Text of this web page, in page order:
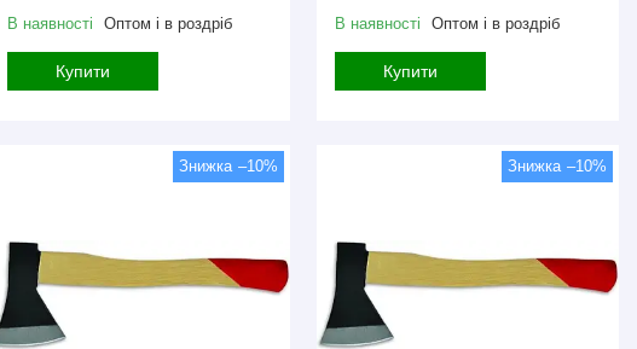
В наявності Оптом і в роздріб
Купити
В наявності Оптом і в роздріб
Купити
–10% –10%